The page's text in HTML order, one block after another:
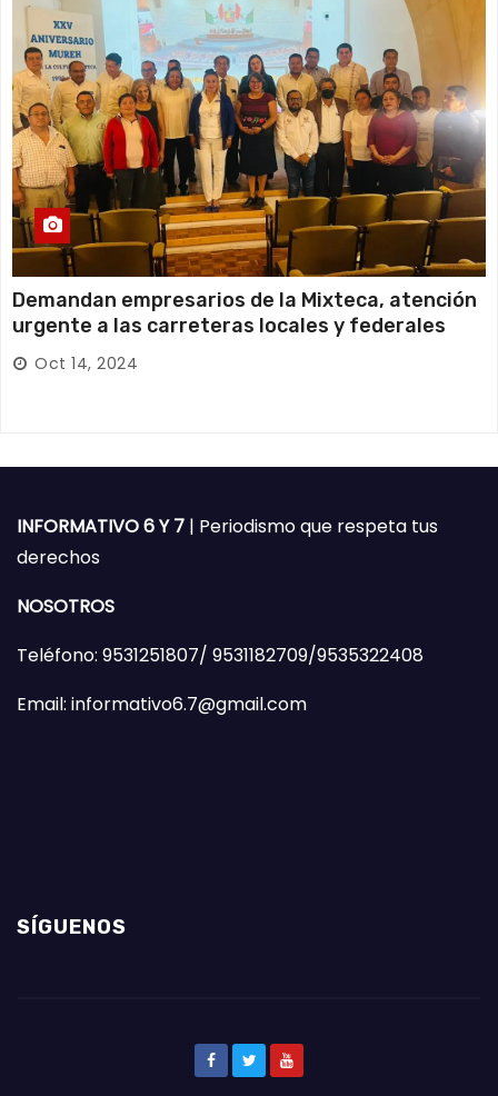
Demandan empresarios de la Mixteca, atención
urgente a las carreteras locales y federales
Oct 14, 2024
INFORMATIVO 6 Y 7 | Periodismo que respeta tus
derechos
NOSOTROS
Teléfono: 9531251807/ 9531182709/9535322408
Email: informativo6.7@gmail.com
SÍGUENOS